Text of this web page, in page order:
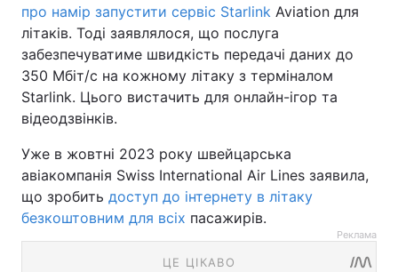
про намір запустити сервіс Starlink Aviation для
літаків. Тоді заявлялося, що послуга
забезпечуватиме швидкість передачі даних до
350 Мбіт/с на кожному літаку з терміналом
Starlink. Цього вистачить для онлайн-ігор та
відеодзвінків.
Уже в жовтні 2023 року швейцарська
авіакомпанія Swiss International Air Lines заявила,
що зробить доступ до інтернету в літаку
безкоштовним для всіх пасажирів.
Реклама